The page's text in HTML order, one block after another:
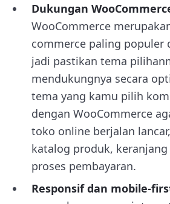
Dukungan
WooCommerce
commerce paling populer
jadi pastikan tema
mendukungnya secara
tema yang kamu pilih
dengan WooCommerce
toko online berjalan
katalog produk,
proses pembayaran.
Responsif dan mobile-